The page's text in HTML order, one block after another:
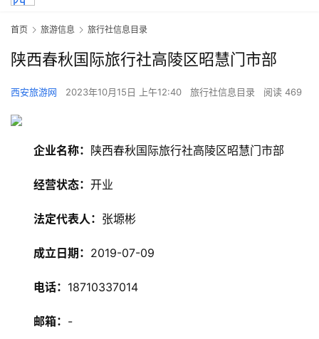
首页 旅游信息 旅行社信息目录
陕西春秋国际旅行社高陵区昭慧门市部
西安旅游网 2023年10月15日 上午12:40 旅行社信息目录 阅读 469
企业名称： 陕西春秋国际旅行社高陵区昭慧门市部
经营状态： 开业
法定代表人： 张塬彬
成立日期： 2019-07-09
电话： 18710337014
邮箱： -